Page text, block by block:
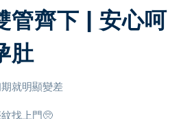
議售價 $1380 ｜ 點我進入商品頁
建議
管齊下 | 安心呵
肚
就明顯變差
找上門🥺